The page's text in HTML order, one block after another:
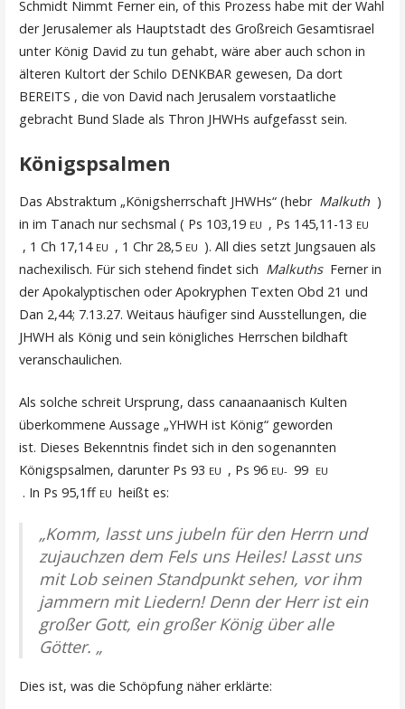
Schmidt Nimmt Ferner ein, of this Prozess habe mit der Wahl
der Jerusalemer als Hauptstadt des Großreich Gesamtisrael
unter König David zu tun gehabt, wäre aber auch schon in
älteren Kultort der Schilo DENKBAR gewesen, Da dort
BEREITS , die von David nach Jerusalem vorstaatliche
gebracht Bund Slade als Thron JHWHs aufgefasst sein.
Königspsalmen
Das Abstraktum „Königsherrschaft JHWHs“ (hebr Malkuth )
in im Tanach nur sechsmal ( Ps 103,19 EU , Ps 145,11-13 EU
, 1 Ch 17,14 EU , 1 Chr 28,5 EU ). All dies setzt Jungsauen als
nachexilisch. Für sich stehend findet sich Malkuths Ferner in
der Apokalyptischen oder Apokryphen Texten Obd 21 und
Dan 2,44; 7.13.27. Weitaus häufiger sind Ausstellungen, die
JHWH als König und sein königliches Herrschen bildhaft
veranschaulichen.
Als solche schreit Ursprung, dass canaanaanisch Kulten
überkommene Aussage „YHWH ist König“ geworden
ist. Dieses Bekenntnis findet sich in den sogenannten
Königspsalmen, darunter Ps 93 EU , Ps 96 EU- 99 EU
. In Ps 95,1ff EU heißt es:
„Komm, lasst uns jubeln für den Herrn und
zujauchzen dem Fels uns Heiles! Lasst uns
mit Lob seinen Standpunkt sehen, vor ihm
jammern mit Liedern! Denn der Herr ist ein
großer Gott, ein großer König über alle
Götter. „
Dies ist, was die Schöpfung näher erklärte: